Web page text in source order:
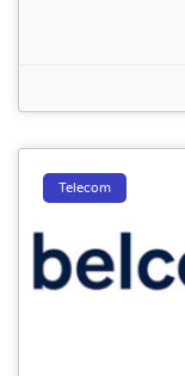
Telecom